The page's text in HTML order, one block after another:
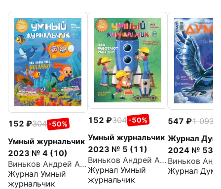
152 304 -50%
Умный журнальчик
2023 № 4 (10)
Виньков Андрей Александрович
Журнал Умный
журнальчик
152 304 -50%
Умный журнальчик
2023 № 5 (11)
Виньков Андрей Александрович
Журнал Умный
журнальчик
547 1 093
Журнал
2024 № 53
Журнал